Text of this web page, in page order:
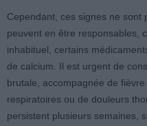
Cependant, ces signes ne sont
peuvent en être responsables,
inhabituel, certains
de calcium. Il est urgent de
brutale, accompagnée de
respiratoires ou de douleurs
persistent plusieurs semaines,